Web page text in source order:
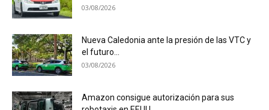
03/08/2026
Nueva Caledonia ante la presión de las VTC y
el futuro...
03/08/2026
Amazon consigue autorización para sus